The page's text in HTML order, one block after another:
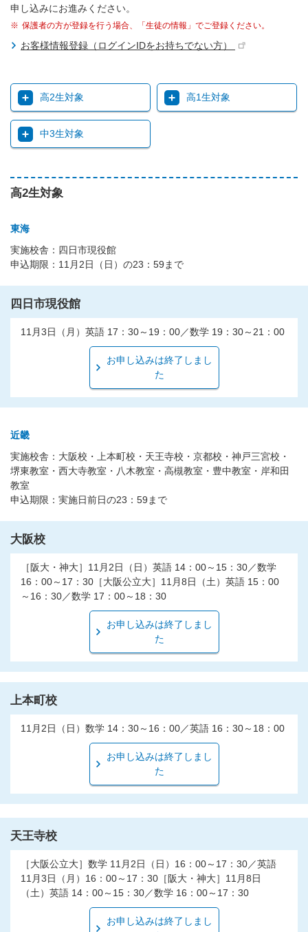
申し込みにお進みください。
保護者の方が登録を行う場合、「生徒の情報」でご登録ください。
お客様情報登録（ログインIDをお持ちでない方）
高2生対象 高1生対象
中3生対象
高2生対象
東海
実施校舎：四日市現役館
申込期限：11月2日（日）の23：59まで
四日市現役館
11月3日（月）英語 17：30～19：00／数学 19：30～21：00
お申し込みは終了しまし
た
近畿
実施校舎：大阪校・上本町校・天王寺校・京都校・神戸三宮校・
堺東教室・西大寺教室・八木教室・高槻教室・豊中教室・岸和田
教室
申込期限：実施日前日の23：59まで
大阪校
［阪大・神大］11月2日（日）英語 14：00～15：30／数学
16：00～17：30［大阪公立大］11月8日（土）英語 15：00
～16：30／数学 17：00～18：30
お申し込みは終了しまし
た
上本町校
11月2日（日）数学 14：30～16：00／英語 16：30～18：00
お申し込みは終了しまし
た
天王寺校
［大阪公立大］数学 11月2日（日）16：00～17：30／英語
11月3日（月）16：00～17：30［阪大・神大］11月8日
（土）英語 14：00～15：30／数学 16：00～17：30
お申し込みは終了しまし